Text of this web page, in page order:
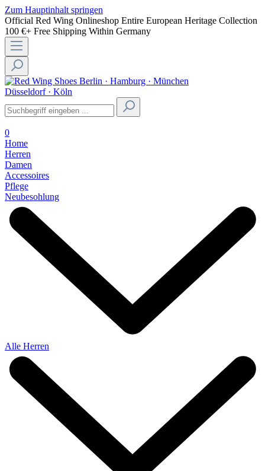
Zum Hauptinhalt springen
Official Red Wing Onlineshop Entire European Heritage Collection
100 €+ Free Shipping Within Germany
Berlin · Hamburg · München
Düsseldorf · Köln
0
Home
Herren
Damen
Accessoires
Pflege
Neubesohlung
Alle Herren